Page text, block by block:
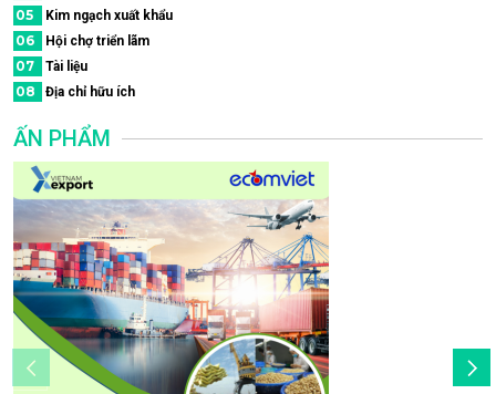
05 Kim ngạch xuất khẩu
06 Hội chợ triển lãm
07 Tài liệu
08 Địa chỉ hữu ích
ẤN PHẨM